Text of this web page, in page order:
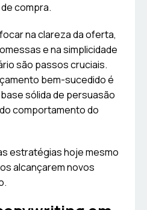
compra.
na clareza da oferta,
e na simplicidade
são passos cruciais.
bem-sucedido é
sólida de persuasão
comportamento do
estratégias hoje mesmo
alcançarem novos